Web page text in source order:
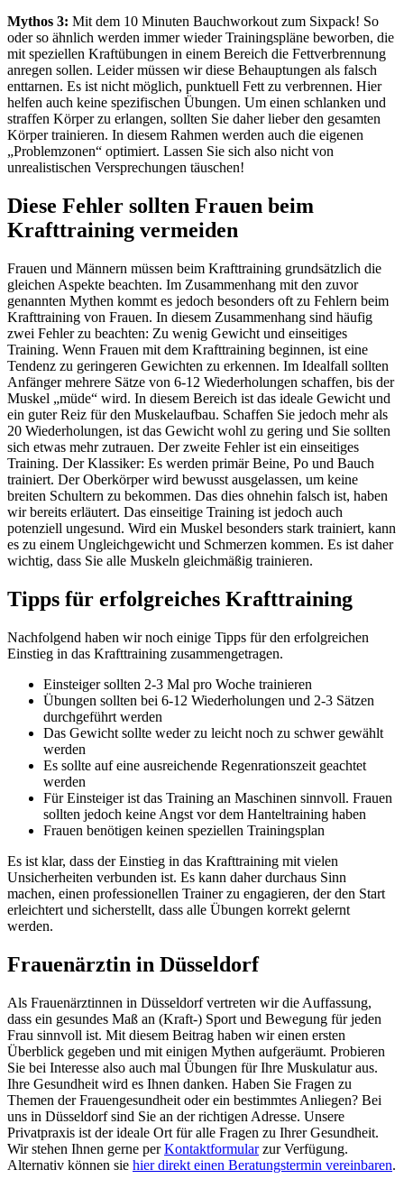
Mythos 3: Mit dem 10 Minuten Bauchworkout zum Sixpack! So
oder so ähnlich werden immer wieder Trainingspläne beworben, die
mit speziellen Kraftübungen in einem Bereich die Fettverbrennung
anregen sollen. Leider müssen wir diese Behauptungen als falsch
enttarnen. Es ist nicht möglich, punktuell Fett zu verbrennen. Hier
helfen auch keine spezifischen Übungen. Um einen schlanken und
straffen Körper zu erlangen, sollten Sie daher lieber den gesamten
Körper trainieren. In diesem Rahmen werden auch die eigenen
„Problemzonen“ optimiert. Lassen Sie sich also nicht von
unrealistischen Versprechungen täuschen!
Diese Fehler sollten Frauen beim
Krafttraining vermeiden
Frauen und Männern müssen beim Krafttraining grundsätzlich die
gleichen Aspekte beachten. Im Zusammenhang mit den zuvor
genannten Mythen kommt es jedoch besonders oft zu Fehlern beim
Krafttraining von Frauen. In diesem Zusammenhang sind häufig
zwei Fehler zu beachten: Zu wenig Gewicht und einseitiges
Training. Wenn Frauen mit dem Krafttraining beginnen, ist eine
Tendenz zu geringeren Gewichten zu erkennen. Im Idealfall sollten
Anfänger mehrere Sätze von 6-12 Wiederholungen schaffen, bis der
Muskel „müde“ wird. In diesem Bereich ist das ideale Gewicht und
ein guter Reiz für den Muskelaufbau. Schaffen Sie jedoch mehr als
20 Wiederholungen, ist das Gewicht wohl zu gering und Sie sollten
sich etwas mehr zutrauen. Der zweite Fehler ist ein einseitiges
Training. Der Klassiker: Es werden primär Beine, Po und Bauch
trainiert. Der Oberkörper wird bewusst ausgelassen, um keine
breiten Schultern zu bekommen. Das dies ohnehin falsch ist, haben
wir bereits erläutert. Das einseitige Training ist jedoch auch
potenziell ungesund. Wird ein Muskel besonders stark trainiert, kann
es zu einem Ungleichgewicht und Schmerzen kommen. Es ist daher
wichtig, dass Sie alle Muskeln gleichmäßig trainieren.
Tipps für erfolgreiches Krafttraining
Nachfolgend haben wir noch einige Tipps für den erfolgreichen
Einstieg in das Krafttraining zusammengetragen.
Einsteiger sollten 2-3 Mal pro Woche trainieren
Übungen sollten bei 6-12 Wiederholungen und 2-3 Sätzen
durchgeführt werden
Das Gewicht sollte weder zu leicht noch zu schwer gewählt
werden
Es sollte auf eine ausreichende Regenrationszeit geachtet
werden
Für Einsteiger ist das Training an Maschinen sinnvoll. Frauen
sollten jedoch keine Angst vor dem Hanteltraining haben
Frauen benötigen keinen speziellen Trainingsplan
Es ist klar, dass der Einstieg in das Krafttraining mit vielen
Unsicherheiten verbunden ist. Es kann daher durchaus Sinn
machen, einen professionellen Trainer zu engagieren, der den Start
erleichtert und sicherstellt, dass alle Übungen korrekt gelernt
werden.
Frauenärztin in Düsseldorf
Als Frauenärztinnen in Düsseldorf vertreten wir die Auffassung,
dass ein gesundes Maß an (Kraft-) Sport und Bewegung für jeden
Frau sinnvoll ist. Mit diesem Beitrag haben wir einen ersten
Überblick gegeben und mit einigen Mythen aufgeräumt. Probieren
Sie bei Interesse also auch mal Übungen für Ihre Muskulatur aus.
Ihre Gesundheit wird es Ihnen danken. Haben Sie Fragen zu
Themen der Frauengesundheit oder ein bestimmtes Anliegen? Bei
uns in Düsseldorf sind Sie an der richtigen Adresse. Unsere
Privatpraxis ist der ideale Ort für alle Fragen zu Ihrer Gesundheit.
Wir stehen Ihnen gerne perKontaktformularzur Verfügung.
Alternativ können sie hier direkt einen Beratungstermin vereinbaren.